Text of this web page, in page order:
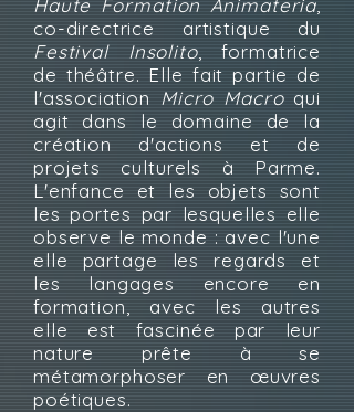
Haute Formation Animateria
co-directrice artistique du
Festival Insolito, formatrice
de théâtre. Elle fait partie de
l'association Micro Macroqui
agit dans le domaine de la
création d'actions et de
projets culturels à Parme.
L'enfance et les objets sont
les portes par lesquelles elle
observe le monde : avec l'une
elle partage les regards et
les langages encore en
formation, avec les autres
elle est fascinée par leur
nature prête à se
métamorphoser en œuvres
poétiques.